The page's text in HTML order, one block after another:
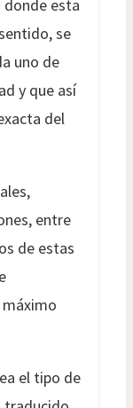
esta
se
uno de
y que así
del
entre
de estas
el tipo de